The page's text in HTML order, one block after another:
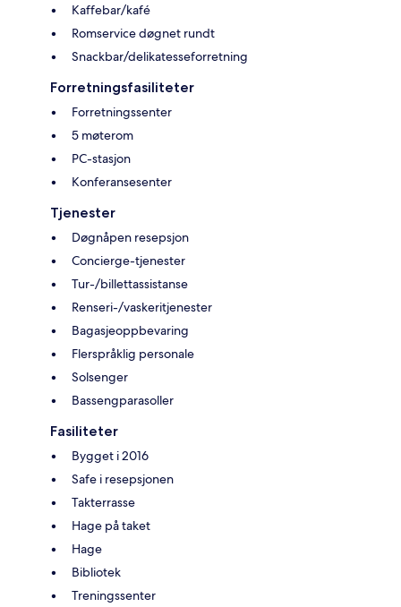
Kaffebar/kafé
Romservice døgnet rundt
Snackbar/delikatesseforretning
Forretningsfasiliteter
Forretningssenter
5 møterom
PC-stasjon
Konferansesenter
Tjenester
Døgnåpen resepsjon
Concierge-tjenester
Tur-/billettassistanse
Renseri-/vaskeritjenester
Bagasjeoppbevaring
Flerspråklig personale
Solsenger
Bassengparasoller
Fasiliteter
Bygget i 2016
Safe i resepsjonen
Takterrasse
Hage på taket
Hage
Bibliotek
Treningssenter